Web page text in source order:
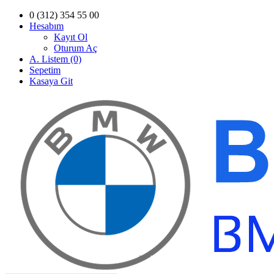
0 (312) 354 55 00
Hesabım
Kayıt Ol
Oturum Aç
A. Listem (0)
Sepetim
Kasaya Git